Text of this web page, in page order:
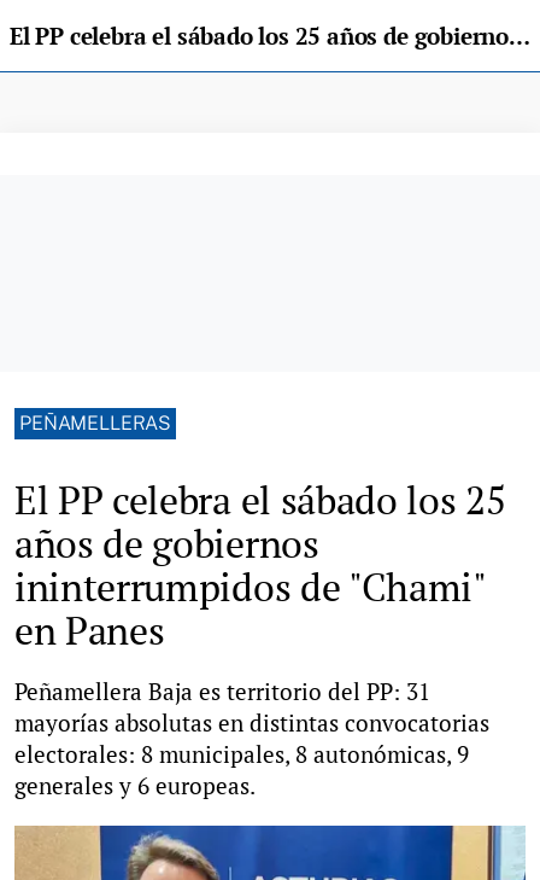
El PP celebra el sábado los 25 años de gobiernos ininterrumpidos de "Chami" en Panes
PEÑAMELLERAS
El PP celebra el sábado los 25
años de gobiernos
ininterrumpidos de "Chami"
en Panes
Peñamellera Baja es territorio del PP: 31
mayorías absolutas en distintas convocatorias
electorales: 8 municipales, 8 autonómicas, 9
generales y 6 europeas.